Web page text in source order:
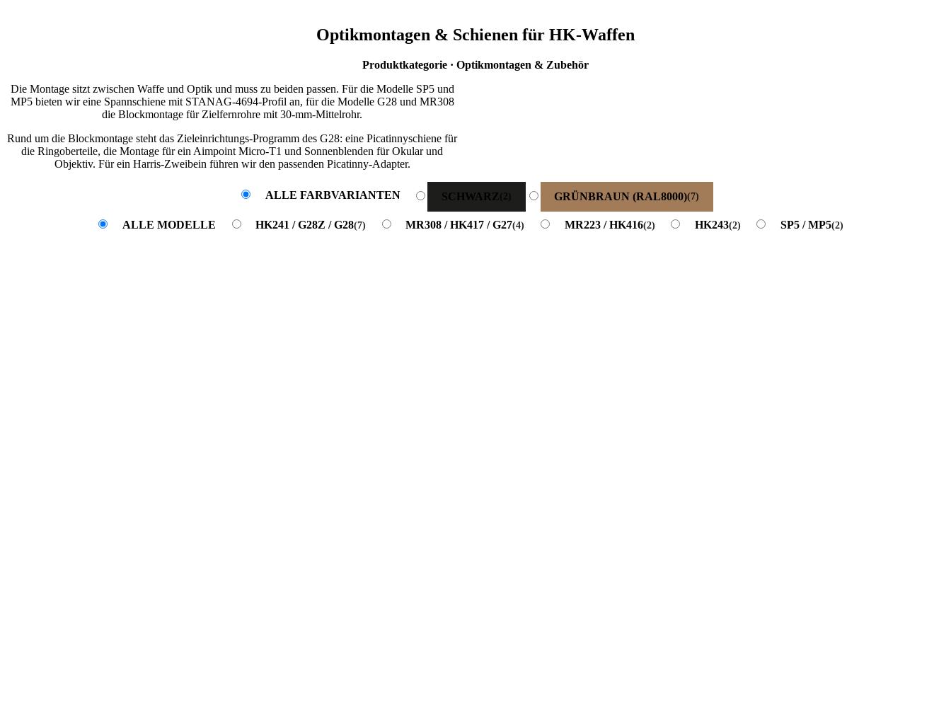
Optikmontagen & Schienen für HK-Waffen
Produktkategorie · Optikmontagen & Zubehör
Die Montage sitzt zwischen Waffe und Optik und muss zu beiden passen. Für die Modelle SP5 und
MP5 bieten wir eine Spannschiene mit STANAG-4694-Profil an, für die Modelle G28 und MR308
die Blockmontage für Zielfernrohre mit 30-mm-Mittelrohr.
Rund um die Blockmontage steht das Zieleinrichtungs-Programm des G28: eine Picatinnyschiene für
die Ringoberteile, die Montage für ein Aimpoint Micro-T1 und Sonnenblenden für Okular und
Objektiv. Für ein Harris-Zweibein führen wir den passenden Picatinny-Adapter.
ALLE FARBVARIANTEN SCHWARZ (2) GRÜNBRAUN (RAL8000)(7)
ALLE MODELLE HK241 / G28Z / G28(7) MR308 / HK417 / G27(4) MR223 / HK416(2) HK243(2) SP5 / MP5(2)